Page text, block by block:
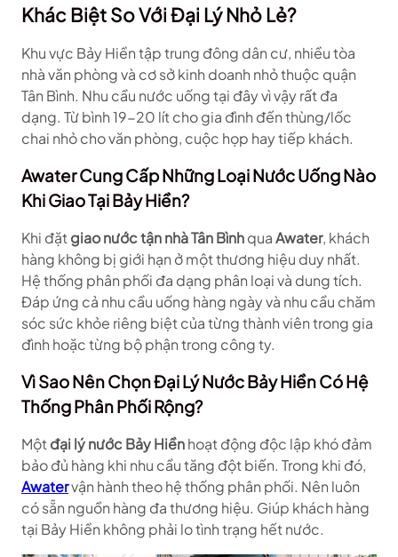
Khác Biệt So Với Đại Lý Nhỏ Lẻ?
Khu vực Bảy Hiền tập trung đông dân cư, nhiều tòa
nhà văn phòng và cơ sở kinh doanh nhỏ thuộc quận
Tân Bình. Nhu cầu nước uống tại đây vì vậy rất đa
dạng. Từ bình 19-20 lít cho gia đình đến thùng/lốc
chai nhỏ cho văn phòng, cuộc họp hay tiếp khách.
Awater Cung Cấp Những Loại Nước Uống Nào
Khi Giao Tại Bảy Hiền?
Khi đặt giao nước tận nhà Tân BìnhquaAwater, khách
hàng không bị giới hạn ở một thương hiệu duy nhất.
Hệ thống phân phối đa dạng phân loại và dung tích.
Đáp ứng cả nhu cầu uống hàng ngày và nhu cầu chăm
sóc sức khỏe riêng biệt của từng thành viên trong gia
đình hoặc từng bộ phận trong công ty.
Vì Sao Nên Chọn Đại Lý Nước Bảy Hiền Có Hệ
Thống Phân Phối Rộng?
Một đại lý nước Bảy Hiềnhoạt động độc lập khó đảm
bảo đủ hàng khi nhu cầu tăng đột biến. Trong khi đó,
Awatervận hành theo hệ thống phân phối. Nên luôn
có sẵn nguồn hàng đa thương hiệu. Giúp khách hàng
tại Bảy Hiền không phải lo tình trạng hết nước.